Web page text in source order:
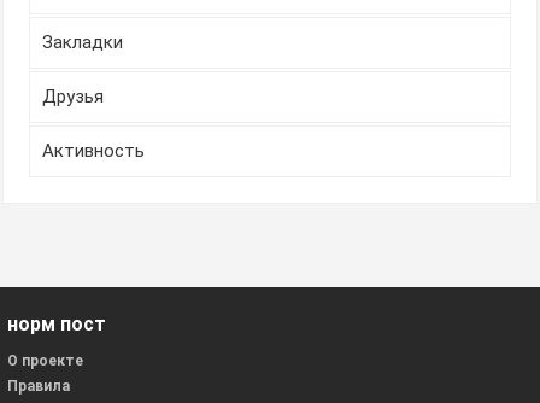
Закладки
Друзья
Активность
норм пост
О проекте
Правила